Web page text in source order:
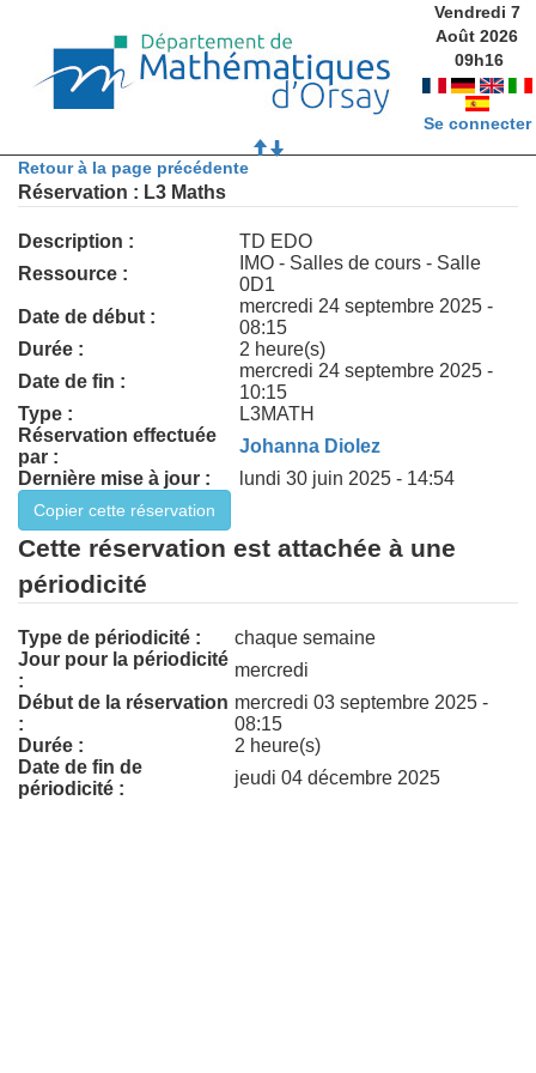
Vendredi 7
Août 2026
09h16
Se connecter
Retour à la page précédente
Réservation : L3 Maths
Description :
TD EDO
Ressource :
IMO - Salles de cours - Salle
0D1
Date de début :
mercredi 24 septembre 2025 -
08:15
Durée :
2 heure(s)
Date de fin :
mercredi 24 septembre 2025 -
10:15
Type :
L3MATH
Réservation effectuée
par :
Johanna Diolez
Dernière mise à jour :
lundi 30 juin 2025 - 14:54
Cette réservation est attachée à une
périodicité
Type de périodicité :
chaque semaine
Jour pour la périodicité
:
mercredi
Début de la réservation
:
mercredi 03 septembre 2025 -
08:15
Durée :
2 heure(s)
Date de fin de
périodicité :
jeudi 04 décembre 2025